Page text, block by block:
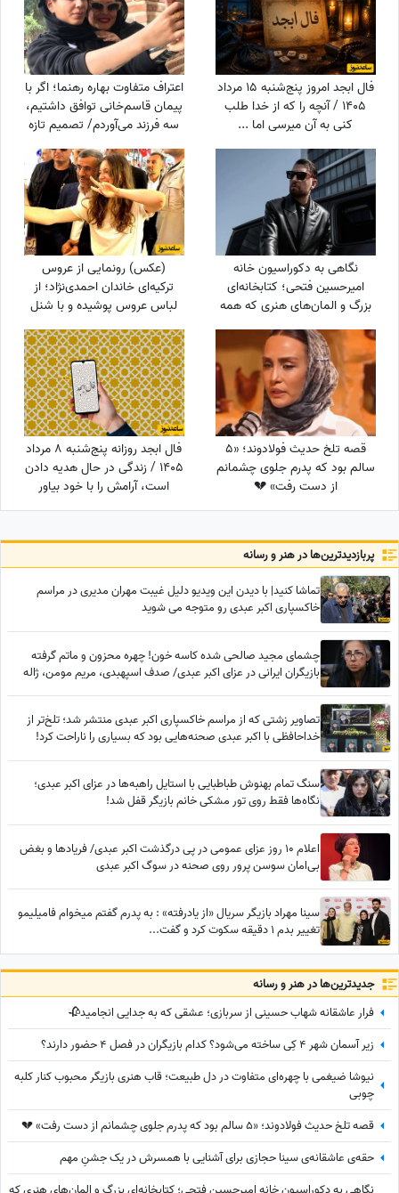
فال ابجد امروز پنج‌شنبه 15 مرداد
1405 / آنچه را که از خدا طلب
کنی به آن میرسی اما ...
اعتراف متفاوت بهاره رهنما؛ اگر با
پیمان قاسم‌خانی توافق داشتیم،
سه فرزند می‌آوردم/ تصمیم تازه
برای ازدواج
نگاهی به دکوراسیون خانه
امیرحسین فتحی؛ کتابخانه‌ای
بزرگ و المان‌های هنری که همه
را غافلگیر کرد/ بیخود نیست
بهش میگن آقازاده سینمای ایران
(عکس) رونمایی از عروس
ترکیه‌ای خاندان احمدی‌نژاد؛ از
لباس عروس پوشیده و با شنل
دور توری تا...
قصه تلخ حدیث فولادوند؛ «5
سالم بود که پدرم جلوی چشمانم
از دست رفت» 💔
فال ابجد روزانه پنج‌شنبه 8 مرداد
1405 / زندگی در حال هدیه دادن
است، آرامش را با خود بیاور
پربازدید‌ترین‌ها در هنر و رسانه
تماشا کنید| با دیدن این ویدیو دلیل غیبت مهران مدیری در مراسم
خاکسپاری اکبر عبدی رو متوجه می شوید
چشمای مجید صالحی شده کاسه خون! چهره محزون و ماتم گرفته
بازیگران ایرانی در عزای اکبر عبدی/ صدف اسپهبدی، مریم مومن، ژاله
تصاویر زشتی که از مراسم خاکسپاری اکبر عبدی منتشر شد؛ تلخ‌تر از
خداحافظی با اکبر عبدی صحنه‌هایی بود که بسیاری را ناراحت کرد!
سنگ تمام بهنوش طباطبایی با استایل راهبه‌ها در عزای اکبر عبدی؛
نگاه‌ها فقط روی تور مشکی خانم بازیگر قفل شد!
اعلام 10 روز عزای عمومی در پی درگذشت اکبر عبدی/ فریادها و بغض
بی‌امان سوسن پرور روی صحنه در سوگ اکبر عبدی
سینا مهراد بازیگر سریال «از یادرفته» : به پدرم گفتم میخوام فامیلیمو
تغییر بدم 1 دقیقه سکوت کرد و گفت...
جدید‌ترین‌ها در هنر و رسانه
فرار عاشقانه شهاب حسینی از سربازی؛ عشقی که به جدایی انجامید🥀
زیر آسمان شهر 4 کِی ساخته می‌شود؟ کدام بازیگران در فصل 4 حضور دارند؟
نیوشا ضیغمی با چهره‌ای متفاوت در دل طبیعت؛ قاب هنری بازیگر محبوب کنار کلبه
چوبی
قصه تلخ حدیث فولادوند؛ «5 سالم بود که پدرم جلوی چشمانم از دست رفت» 💔
حقه‌ی عاشقانه‌ی سینا حجازی برای آشنایی با همسرش در یک جشنِ مهم